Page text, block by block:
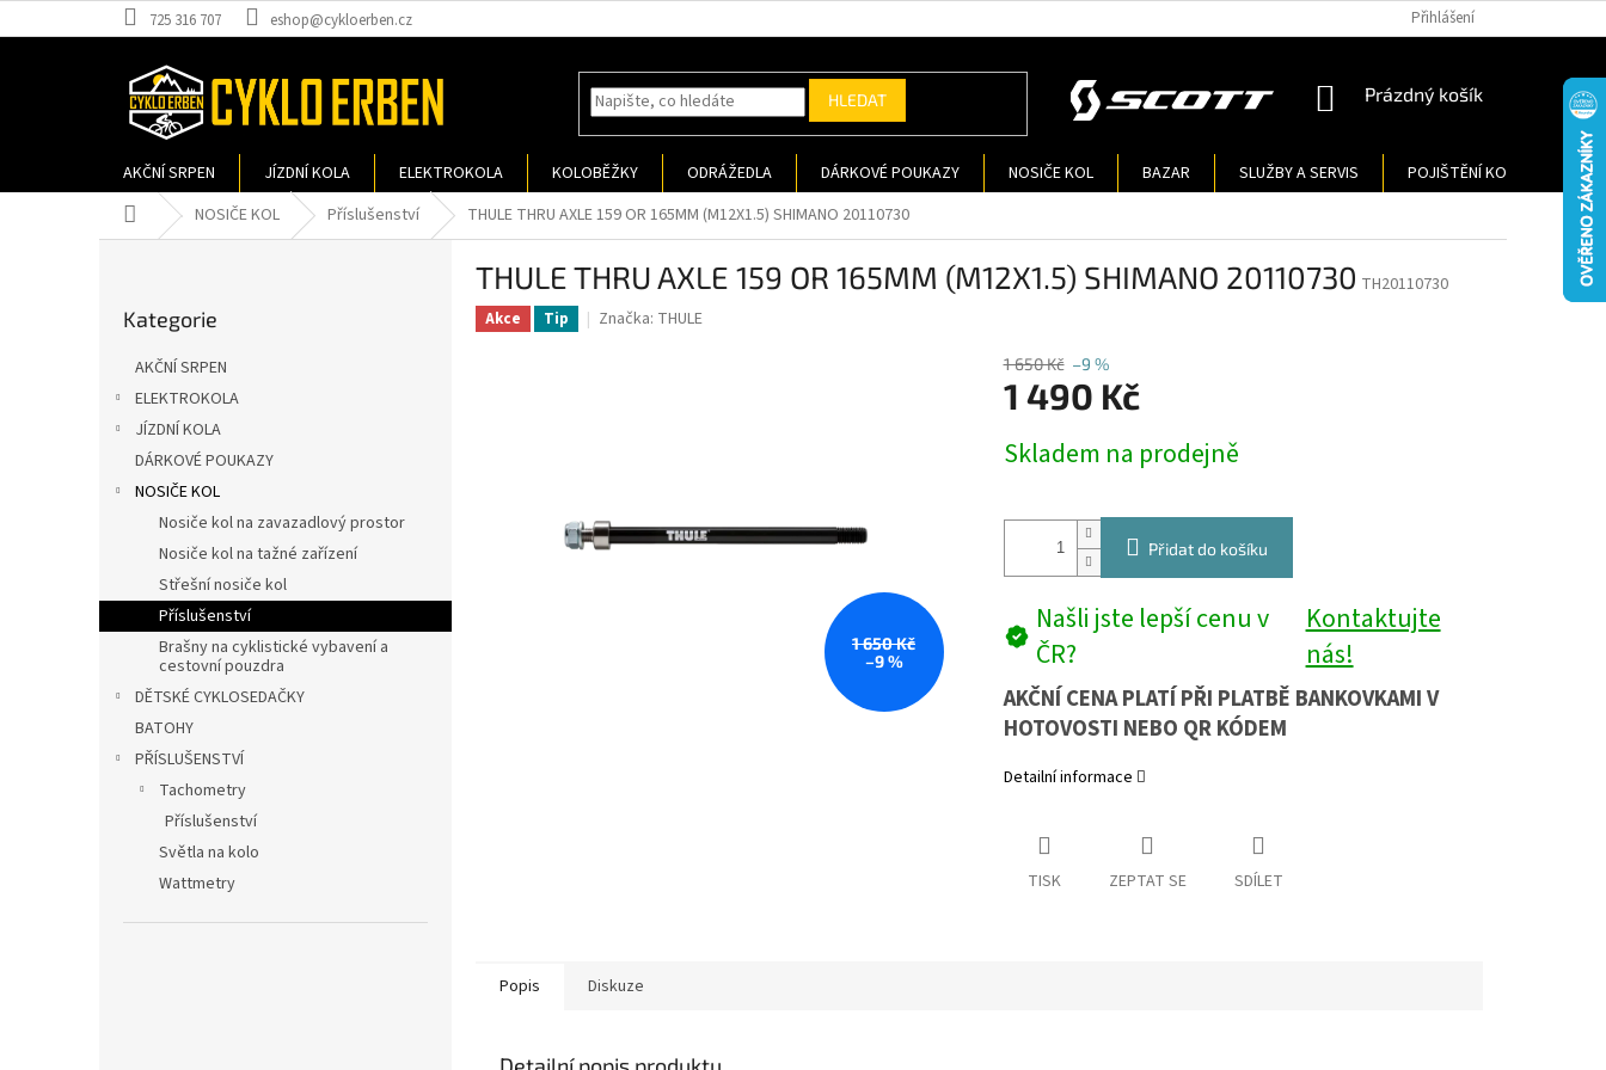
na
725 316 707 eshop@cykloerben.cz Přihlášení
HLEDAT
NÁKUPNÍ
Prázdný košík
AKČNÍ SRPEN JÍZDNÍ KOLA ELEKTROKOLA KOLOBĚŽKY ODRÁŽEDLA DÁRKOVÉ POUKAZY NOSIČE KOL BAZAR SLUŽBY A SERVIS POJIŠTĚNÍ KOL
Domů NOSIČE KOL Příslušenství THULE THRU AXLE 159 OR 165MM (M12X1.5) SHIMANO 20110730
l
kategorie
Kategorie
AKČNÍ SRPEN
ELEKTROKOLA
JÍZDNÍ KOLA
DÁRKOVÉ POUKAZY
NOSIČE KOL
Nosiče kol na zavazadlový prostor
Nosiče kol na tažné zařízení
Střešní nosiče kol
Příslušenství
Brašny na cyklistické vybavení a
cestovní pouzdra
DĚTSKÉ CYKLOSEDAČKY
BATOHY
PŘÍSLUŠENSTVÍ
Tachometry
Příslušenství
Světla na kolo
Wattmetry
THULE THRU AXLE 159 OR 165MM (M12X1.5) SHIMANO 20110730 TH20110730
Akce Tip Značka: THULE
1 650 Kč
–9 %
1 650 Kč –9 %
1 490 Kč
cena:
Skladem na prodejně
Přidat do košíku
Našli jste lepší cenu v
ČR?
Kontaktujte
nás!
AKČNÍ CENA PLATÍ PŘI PLATBĚ BANKOVKAMI V
HOTOVOSTI NEBO QR KÓDEM
Detailní informace
TISK ZEPTAT SE SDÍLET
Popis Diskuze